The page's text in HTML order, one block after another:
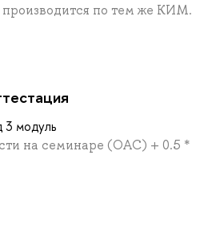
производится по тем же КИМ.
3 модуль
на семинаре (ОАС) + 0.5 *